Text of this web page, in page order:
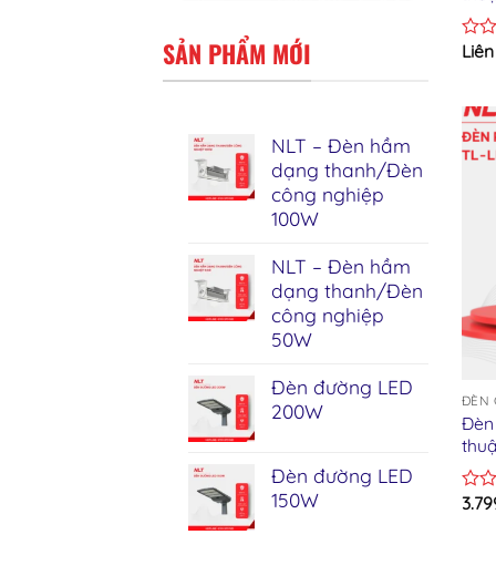
SẢN PHẨM MỚI
NLT – Đèn hầm
dạng thanh/Đèn
công nghiệp
100W
NLT – Đèn hầm
dạng thanh/Đèn
công nghiệp
50W
Đèn đường LED
200W
Đèn đường LED
150W
of
5
ĐÈN
Đèn